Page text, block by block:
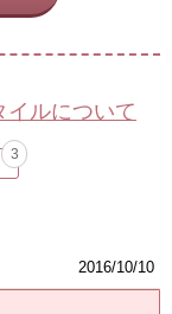
イルについて
3
2016/10/10